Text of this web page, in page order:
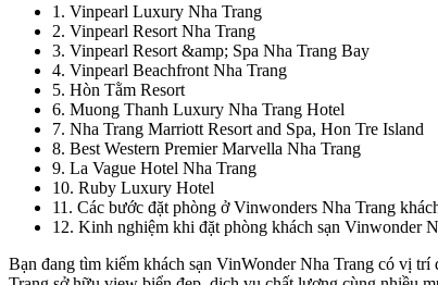
1 . Vinpearl Luxury Nha Trang
2. Vinpearl Resort Nha Trang
3. Vinpearl Resort &amp; Spa Nha Trang Bay
4. Vinpearl Beachfront Nha Trang
5. Hòn Tằm Resort
6. Muong Thanh Luxury Nha Trang Hotel
7. Nha Trang Marriott Resort and Spa, Hon Tre Island
8. Best Western Premier Marvella Nha Trang
9. La Vague Hotel Nha Trang
10. Ruby Luxury Hotel
11 . Các bước đặt phòng ở Vinwonders Nha Trang
12. Kinh nghiệm khi đặt phòng khách sạn Vinwonder
Bạn đang tìm kiếm khách sạn VinWonder Nha Trang có vị